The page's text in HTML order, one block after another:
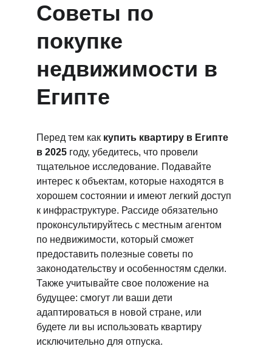
Советы по
покупке
недвижимости в
Египте
Перед тем как купить квартиру в Египте
в 2025 году, убедитесь, что провели
тщательное исследование. Подавайте
интерес к объектам, которые находятся в
хорошем состоянии и имеют легкий доступ
к инфраструктуре. Рассиде обязательно
проконсультируйтесь с местным агентом
по недвижимости, который сможет
предоставить полезные советы по
законодательству и особенностям сделки.
Также учитывайте свое положение на
будущее: смогут ли ваши дети
адаптироваться в новой стране, или
будете ли вы использовать квартиру
исключительно для отпуска.